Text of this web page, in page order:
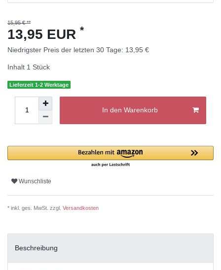
15,95 € **
13,95 EUR *
Niedrigster Preis der letzten 30 Tage: 13,95 €
Inhalt 1 Stück
Lieferzeit 1-2 Werktage
In den Warenkorb
Wunschliste
* inkl. ges. MwSt. zzgl. Versandkosten
Beschreibung